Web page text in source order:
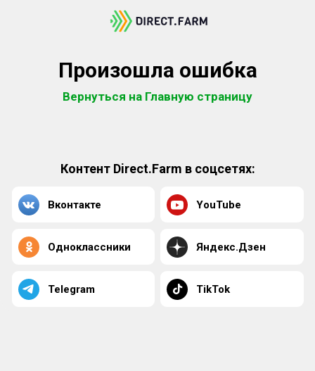
Произошла ошибка
Вернуться на Главную страницу
Контент Direct.Farm в соцсетях:
Вконтакте YouTube
Одноклассники Яндекс.Дзен
Telegram TikTok